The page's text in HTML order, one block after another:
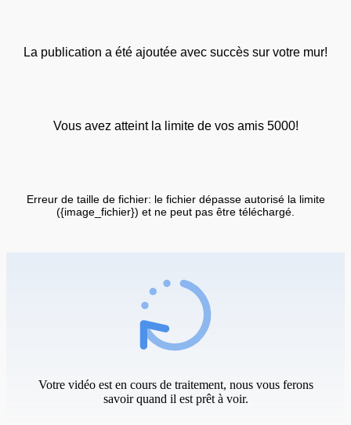
La publication a été ajoutée avec succès sur votre mur!
Vous avez atteint la limite de vos amis 5000!
Erreur de taille de fichier: le fichier dépasse autorisé la limite
({image_fichier}) et ne peut pas être téléchargé.
Votre vidéo est en cours de traitement, nous vous ferons
savoir quand il est prêt à voir.